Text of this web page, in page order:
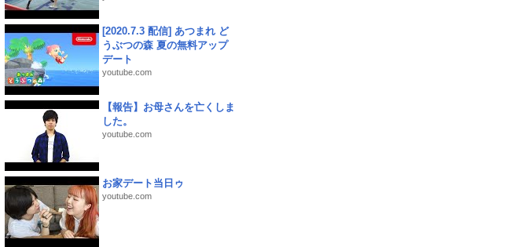
[2020.7.3 配信] あつまれ ど
うぶつの森 夏の無料アップ
デート
youtube.com
【報告】お母さんを亡くしま
した。
youtube.com
お家デート当日ゥ
youtube.com